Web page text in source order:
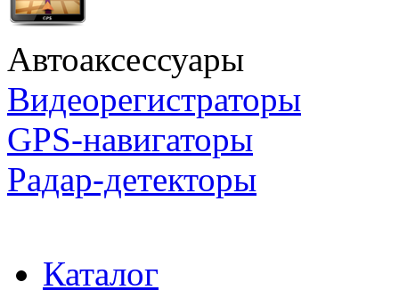
Автоаксессуары
Видеорегистраторы
GPS-навигаторы
Радар-детекторы
Каталог